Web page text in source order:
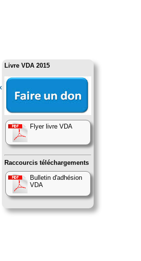
Livre VDA 2015
Flyer livre VDA
Raccourcis téléchargements
Bulletin d'adhésion
VDA